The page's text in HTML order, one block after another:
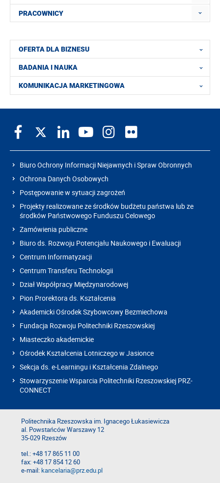
PRACOWNICY
OFERTA DLA BIZNESU
BADANIA I NAUKA
KOMUNIKACJA MARKETINGOWA
Biuro Ochrony Informacji Niejawnych i Spraw Obronnych
Ochrona Danych Osobowych
Postępowanie w sytuacji zagrożeń
Projekty realizowane ze środków budżetu państwa lub ze
środków Państwowego Funduszu Celowego
Zamówienia publiczne
Biuro ds. Rozwoju Potencjału Naukowego i Ewaluacji
Centrum Informatyzacji
Centrum Transferu Technologii
Dział Współpracy Międzynarodowej
Pion Prorektora ds. Kształcenia
Akademicki Ośrodek Szybowcowy Bezmiechowa
Fundacja Rozwoju Politechniki Rzeszowskiej
Miasteczko akademickie
Ośrodek Kształcenia Lotniczego w Jasionce
Sekcja ds. e-Learningu i Kształcenia Zdalnego
Stowarzyszenie Wsparcia Politechniki Rzeszowskiej PRZ-
CONNECT
Politechnika Rzeszowska im. Ignacego Łukasiewicza
al. Powstańców Warszawy 12
35-029 Rzeszów
tel.: +48 17 865 11 00
fax: +48 17 854 12 60
e-mail:kancelaria@prz.edu.pl